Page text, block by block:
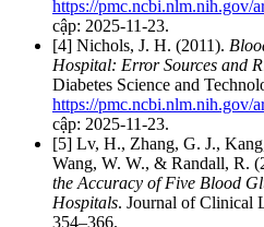
https://pmc.ncbi.nlm.nih.gov/
cập: 2025-11-23.
[4] Nichols, J. H. (2011).
Hospital: Error Sources and
Diabetes Science and
https://pmc.ncbi.nlm.nih.gov/
cập: 2025-11-23.
[5] Lv, H., Zhang, G. J.,
Wang, W. W., & Randall, R.
the Accuracy of Five Blood
Hospitals. Journal of Clinical
354–366.